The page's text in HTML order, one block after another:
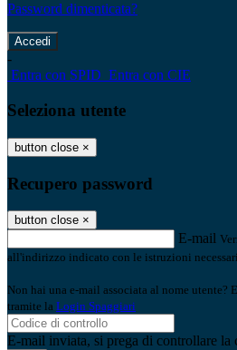
Password dimenticata?
-
Entra con SPID Entra con CIE
Seleziona utente
button close ×
Recupero password
button close ×
E-mail
all'indirizzo indicato con le istruzioni
Non hai una e-mail associata al nome utente?
tramite la Login Spaggiari
E-mail inviata, si prega di controllare la